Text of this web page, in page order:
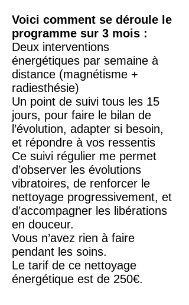
Voici comment se déroule le
programme sur 3 mois :
Deux interventions
énergétiques par semaine à
distance (magnétisme +
radiesthésie)
Un point de suivi tous les 15
jours, pour faire le bilan de
l’évolution, adapter si besoin,
et répondre à vos ressentis
Ce suivi régulier me permet
d’observer les évolutions
vibratoires, de renforcer le
nettoyage progressivement, et
d’accompagner les libérations
en douceur.
Vous n’avez rien à faire
pendant les soins.
Le tarif de ce nettoyage
énergétique est de 250€.